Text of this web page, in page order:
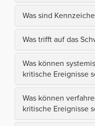
Was sind
Was trifft auf das
Was können
kritische Ereignisse
Was können
kritische Ereignisse